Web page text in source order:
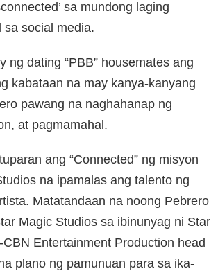
sa mundong laging
sa social media.
ng dating “PBB” housemates ang
kabataan na may kanya-kanyang
pawang na naghahanap ng
at pagmamahal.
ang “Connected” ng misyon
na ipamalas ang talento ng
Matatandaan na noong Pebrero
Magic Studios sa ibinunyag ni Star
Entertainment Production head
plano ng pamunuan para sa ika-